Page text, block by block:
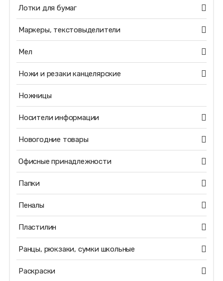
Лотки для бумаг
Маркеры, текстовыделители
Мел
Ножи и резаки канцелярские
Ножницы
Носители информации
Новогодние товары
Офисные принадлежности
Папки
Пеналы
Пластилин
Ранцы, рюкзаки, сумки школьные
Раскраски